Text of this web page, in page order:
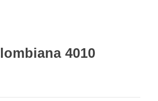
4010